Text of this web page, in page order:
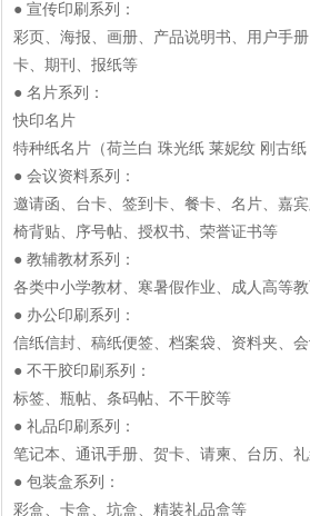
● 宣传印刷系列：
彩页、海报、画册、产品说明书、用户手
卡、期刊、报纸等
● 名片系列：
快印名片
特种纸名片（荷兰白 珠光纸 莱妮纹 刚古纸
● 会议资料系列：
邀请函、台卡、签到卡、餐卡、名片、嘉
椅背贴、序号帖、授权书、荣誉证书等
● 教辅教材系列：
各类中小学教材、寒暑假作业、成人高等
● 办公印刷系列：
信纸信封、稿纸便签、档案袋、资料夹、
● 不干胶印刷系列：
标签、瓶帖、条码帖、不干胶等
● 礼品印刷系列：
笔记本、通讯手册、贺卡、请柬、台历、
● 包装盒系列：
彩盒、卡盒、坑盒、精装礼品盒等